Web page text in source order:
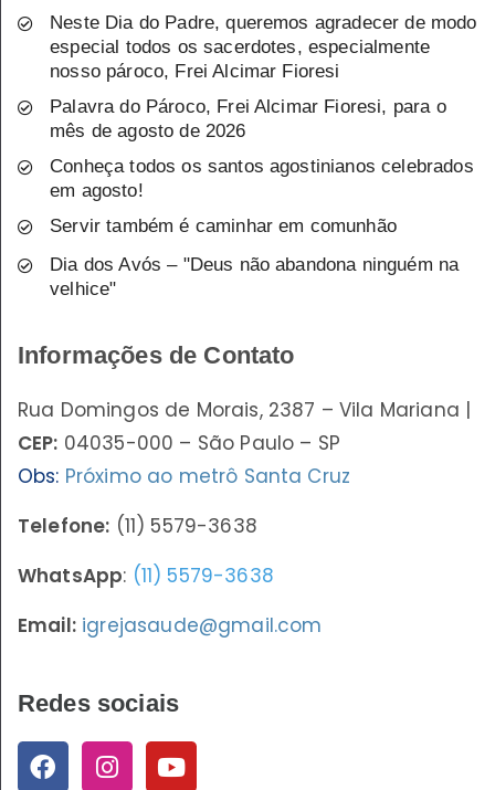
Neste Dia do Padre, queremos agradecer de modo
especial todos os sacerdotes, especialmente
nosso pároco, Frei Alcimar Fioresi
Palavra do Pároco, Frei Alcimar Fioresi, para o
mês de agosto de 2026
Conheça todos os santos agostinianos celebrados
em agosto!
Servir também é caminhar em comunhão
Dia dos Avós – "Deus não abandona ninguém na
velhice"
Informações de Contato
Rua Domingos de Morais, 2387 – Vila Mariana |
CEP: 04035-000 – São Paulo – SP
Obs: Próximo ao metrô Santa Cruz
Telefone: (11) 5579-3638
WhatsApp: (11) 5579-3638
Email: igrejasaude@gmail.com
Redes sociais